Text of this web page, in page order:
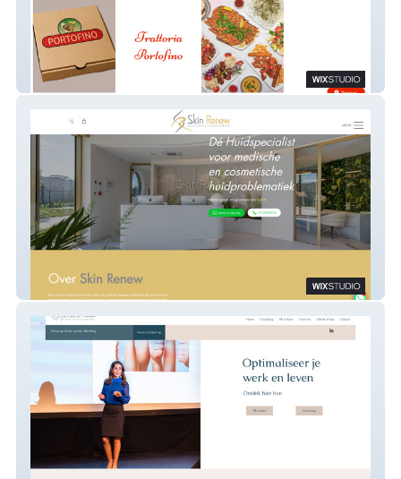
Portofino
Skin Renew